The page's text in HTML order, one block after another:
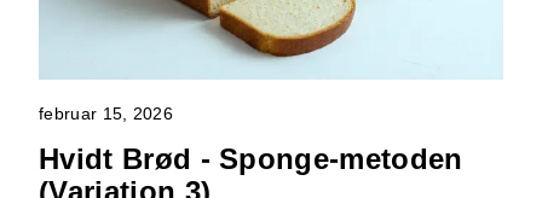
februar 15, 2026
Hvidt Brød - Sponge-metoden
(Variation 3)